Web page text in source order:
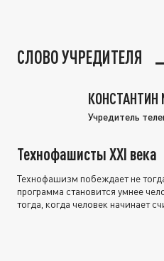
СЛОВО УЧРЕДИТЕЛЯ
Учредитель
Технофашисты XXI века
Технофашизм побеждает не
программа становится умнее
тогда, когда человек начинает